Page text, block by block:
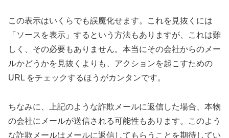
この表示はいくらでも誤魔化せます。これを見抜くには
「ソースを表示」するという方法もありますが、これは難
しく、その必要もありません。本当にその会社からのメー
ルかどうかを見抜くよりも、アクションを起こすための
URL をチェックするほうがカンタンです。
ちなみに、上記のような詐欺メールに返信した場合、本物
の会社にメールが送信される可能性もあります。このよう
な詐欺メールはメールに返信してもらうことを期待してい